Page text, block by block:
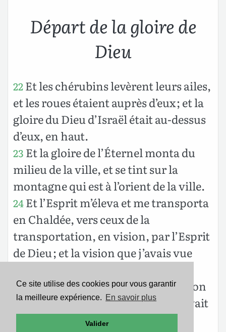
Ce site utilise des cookies pour vous garantir
la meilleure expérience. En savoir plus
Valider
Départ de la gloire de
Dieu
22Et les chérubins levèrent leurs ailes,
et les roues étaient auprès d’eux ; et la
gloire du Dieu d’Israël était au-dessus
d’eux, en haut.
23 Et la gloire de l’Éternel monta du
milieu de la ville, et se tint sur la
montagne qui est à l’orient de la ville.
24Et l’Esprit m’éleva et me transporta
en Chaldée, vers ceux de la
transportation, en vision, par l’Esprit
de Dieu ; et la vision que j’avais vue
25Et je dis à ceux de la transportation
toutes les choses que l’Éternel m’avait
fait voir.